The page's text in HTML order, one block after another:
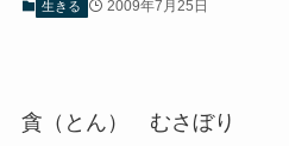
生きる 2009年7月25日
貪（とん） むさぼり